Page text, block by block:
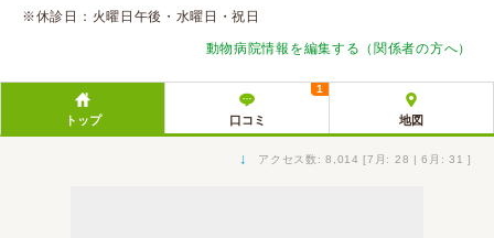
口コミ投稿
※休診日：火曜日午後・水曜日・祝日
動物病院情報を編集する（関係者の方へ）
トップ 口コミ
1
地図
↓ アクセス数: 8,014 [7月: 28 | 6月: 31 ]